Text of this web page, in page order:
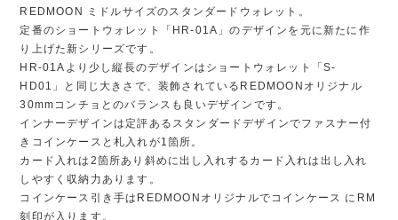
REDMOON ミドルサイズのスタンダードウォレット。
定番のショートウォレット「HR-01A」のデザインを元に新たに作
り上げた新シリーズです。
HR-01Aより少し縦長のデザインはショートウォレット「S-
HD01」と同じ大きさで、装飾されているREDMOONオリジナル
30mmコンチョとのバランスも良いデザインです。
インナーデザインは定評あるスタンダードデザインでファスナー付
きコインケースと札入れが1箇所。
カード入れは2箇所あり斜めに出し入れするカード入れは出し入れ
しやすく収納力あります。
コインケース引き手はREDMOONオリジナルでコインケース にRM
刻印が入ります。